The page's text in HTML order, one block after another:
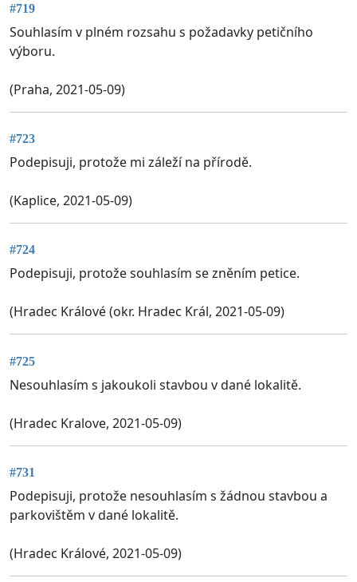
#719
Souhlasím v plném rozsahu s požadavky petičního
výboru.
(Praha, 2021-05-09)
#723
Podepisuji, protože mi záleží na přírodě.
(Kaplice, 2021-05-09)
#724
Podepisuji, protože souhlasím se zněním petice.
(Hradec Králové (okr. Hradec Král, 2021-05-09)
#725
Nesouhlasím s jakoukoli stavbou v dané lokalitě.
(Hradec Kralove, 2021-05-09)
#731
Podepisuji, protože nesouhlasím s žádnou stavbou a
parkovištěm v dané lokalitě.
(Hradec Králové, 2021-05-09)